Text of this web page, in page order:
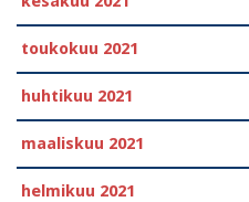
toukokuu 2021
huhtikuu 2021
maaliskuu 2021
helmikuu 2021